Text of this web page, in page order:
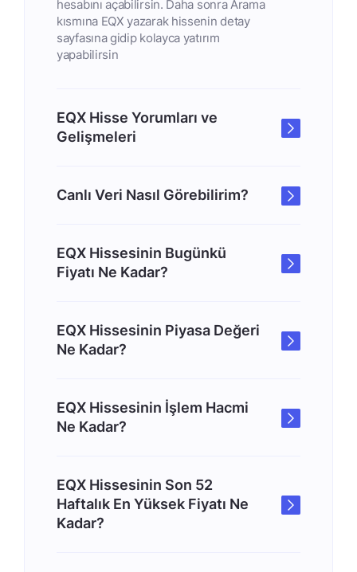
hesabını açabilirsin. Daha sonra Arama
kısmına EQX yazarak hissenin detay
sayfasına gidip kolayca yatırım
yapabilirsin
EQX Hisse Yorumları ve
Gelişmeleri
Canlı Veri Nasıl Görebilirim?
EQX Hissesinin Bugünkü
Fiyatı Ne Kadar?
EQX Hissesinin Piyasa Değeri
Ne Kadar?
EQX Hissesinin İşlem Hacmi
Ne Kadar?
EQX Hissesinin Son 52
Haftalık En Yüksek Fiyatı Ne
Kadar?